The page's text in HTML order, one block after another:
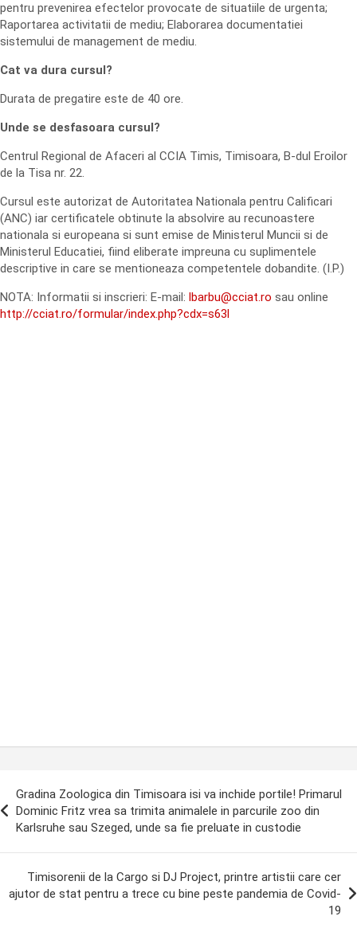
pentru prevenirea efectelor provocate de situatiile de urgenta;
Raportarea activitatii de mediu; Elaborarea documentatiei
sistemului de management de mediu.
Cat va dura cursul?
Durata de pregatire este de 40 ore.
Unde se desfasoara cursul?
Centrul Regional de Afaceri al CCIA Timis, Timisoara, B-dul Eroilor
de la Tisa nr. 22.
Cursul este autorizat de Autoritatea Nationala pentru Calificari
(ANC) iar certificatele obtinute la absolvire au recunoastere
nationala si europeana si sunt emise de Ministerul Muncii si de
Ministerul Educatiei, fiind eliberate impreuna cu suplimentele
descriptive in care se mentioneaza competentele dobandite. (I.P.)
NOTA: Informatii si inscrieri: E-mail: lbarbu@cciat.ro sau online
http://cciat.ro/formular/index.php?cdx=s63l
Gradina Zoologica din Timisoara isi va inchide portile! Primarul
Dominic Fritz vrea sa trimita animalele in parcurile zoo din
Karlsruhe sau Szeged, unde sa fie preluate in custodie
Timisorenii de la Cargo si DJ Project, printre artistii care cer
ajutor de stat pentru a trece cu bine peste pandemia de Covid-
19